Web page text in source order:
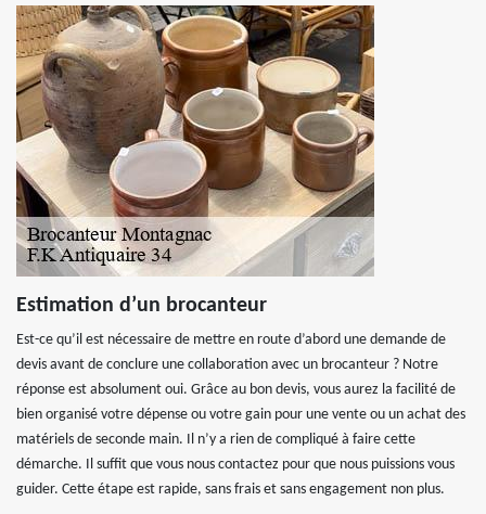
Estimation d’un brocanteur
Est-ce qu’il est nécessaire de mettre en route d’abord une demande de
devis avant de conclure une collaboration avec un brocanteur ? Notre
réponse est absolument oui. Grâce au bon devis, vous aurez la facilité de
bien organisé votre dépense ou votre gain pour une vente ou un achat des
matériels de seconde main. Il n’y a rien de compliqué à faire cette
démarche. Il suffit que vous nous contactez pour que nous puissions vous
guider. Cette étape est rapide, sans frais et sans engagement non plus.